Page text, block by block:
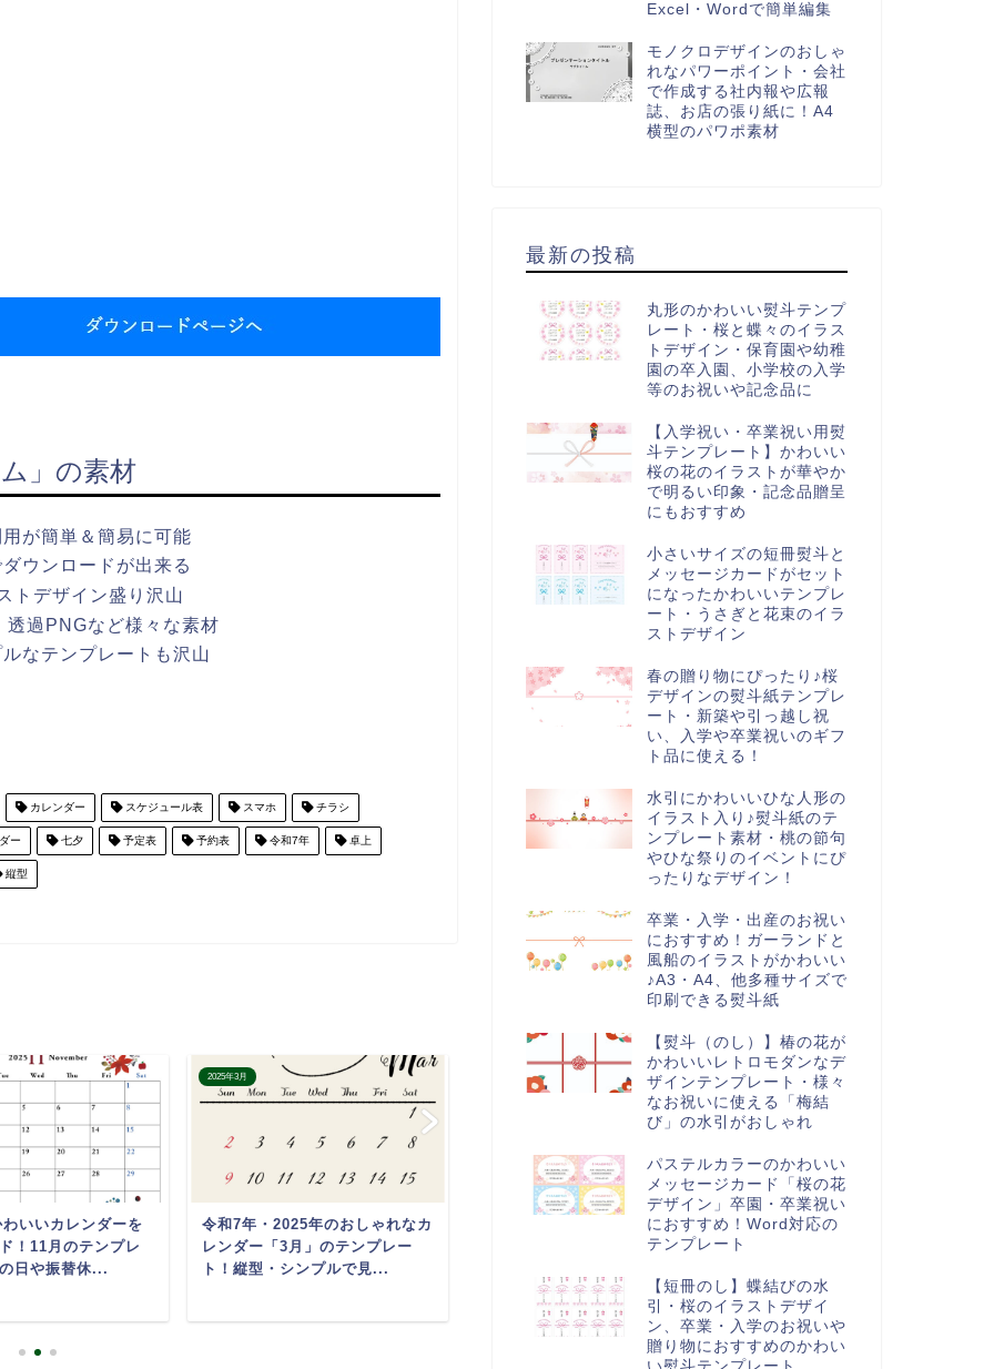
」の素材
が簡単＆簡易に可能
ウンロードが出来る
トデザイン盛り沢山
過PNGなど様々な素材
なテンプレートも沢山
カレンダー スケジュール表 スマホ チラシ
ー 七夕 予定表 予約表 令和7年 卓上
縦型
いいカレンダーを
！11月のテンプレ
日や振替休...
2025年3月
令和7年・2025年のおしゃれなカ
レンダー「3月」のテンプレー
ト！縦型・シンプルで見...
2025年8月
2025年のマンスリーカレンダー
「8月」花火のイラスト入りでお
2025年11月
2025年のかわいいカレンダーを
Excel・Wordで簡単編集
モノクロデザインのおしゃ
れなパワーポイント・会社
で作成する社内報や広報
誌、お店の張り紙に！A4
横型のパワポ素材
最新の投稿
丸形のかわいい熨斗テンプ
レート・桜と蝶々のイラス
トデザイン・保育園や幼稚
園の卒入園、小学校の入学
等のお祝いや記念品に
【入学祝い・卒業祝い用熨
斗テンプレート】かわいい
桜の花のイラストが華やか
で明るい印象・記念品贈呈
にもおすすめ
小さいサイズの短冊熨斗と
メッセージカードがセット
になったかわいいテンプレ
ート・うさぎと花束のイラ
ストデザイン
春の贈り物にぴったり♪桜
デザインの熨斗紙テンプレ
ート・新築や引っ越し祝
い、入学や卒業祝いのギフ
ト品に使える！
水引にかわいいひな人形の
イラスト入り♪熨斗紙のテ
ンプレート素材・桃の節句
やひな祭りのイベントにぴ
ったりなデザイン！
卒業・入学・出産のお祝い
におすすめ！ガーランドと
風船のイラストがかわいい
♪A3・A4、他多種サイズで
印刷できる熨斗紙
【熨斗（のし）】椿の花が
かわいいレトロモダンなデ
ザインテンプレート・様々
なお祝いに使える「梅結
び」の水引がおしゃれ
パステルカラーのかわいい
メッセージカード「桜の花
デザイン」卒園・卒業祝い
におすすめ！Word対応の
テンプレート
【短冊のし】蝶結びの水
引・桜のイラストデザイ
ン、卒業・入学のお祝いや
贈り物におすすめのかわい